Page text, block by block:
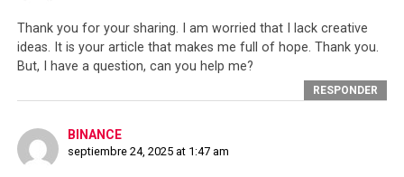
Thank you for your sharing. I am worried that I lack creative
ideas. It is your article that makes me full of hope. Thank you.
But, I have a question, can you help me?
RESPONDER
BINANCE
septiembre 24, 2025 at 1:47 am